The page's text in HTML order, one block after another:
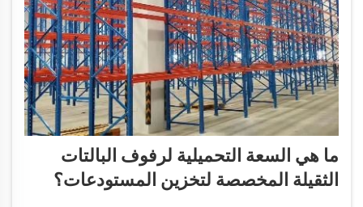
ما هي السعة التحميلية لرفوف البالتات
الثقيلة المخصصة لتخزين المستودعات؟